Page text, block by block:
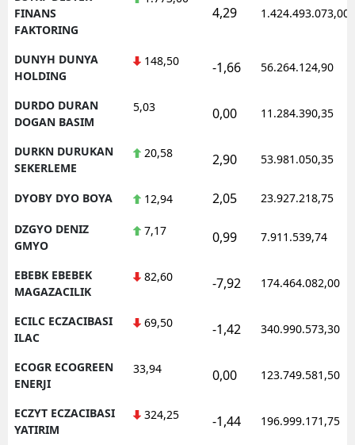
FINANS
FAKTORING
4,29 1.424.493.073,00
DUNYH DUNYA
HOLDING
148,50 -1,66 56.264.124,90
DURDO DURAN
DOGAN BASIM
5,03 0,00 11.284.390,35
DURKN DURUKAN
SEKERLEME
20,58 2,90 53.981.050,35
DYOBY DYO BOYA 12,94 2,05 23.927.218,75
DZGYO DENIZ
GMYO
7,17 0,99 7.911.539,74
EBEBK EBEBEK
MAGAZACILIK
82,60 -7,92 174.464.082,00
ECILC ECZACIBASI
ILAC
69,50 -1,42 340.990.573,30
ECOGR ECOGREEN
ENERJI
33,94 0,00 123.749.581,50
ECZYT ECZACIBASI
YATIRIM
324,25 -1,44 196.999.171,75